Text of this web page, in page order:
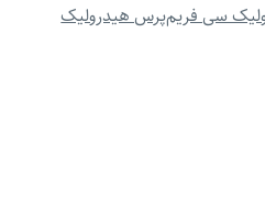
سی فریمپرس هیدرولیک